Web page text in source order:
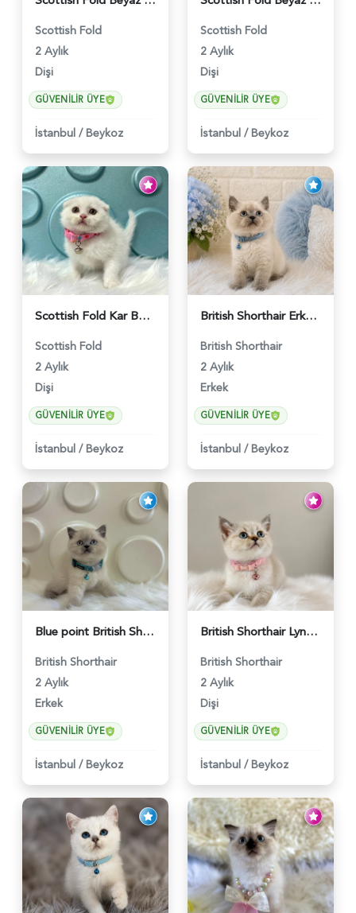
Scottish Fold
2 Aylık
Dişi
GÜVENILIR ÜYE
İstanbul / Beykoz
Scottish Fold
2 Aylık
Dişi
GÜVENILIR ÜYE
İstanbul / Beykoz
Scottish Fold Kar Beyazı Dişi 2 Aylık - 2980
Scottish Fold
2 Aylık
Dişi
GÜVENILIR ÜYE
İstanbul / Beykoz
British Shorthair Erkek Bluepoint 2 Aylık - 4448
British Shorthair
2 Aylık
Erkek
GÜVENILIR ÜYE
İstanbul / Beykoz
Blue point British Shorthair Kedim 2 Aylık - 4132
British Shorthair
2 Aylık
Erkek
GÜVENILIR ÜYE
İstanbul / Beykoz
British Shorthair Lynx Point Dişi Yavrumuz Yuva Arıyor - 5148
British Shorthair
2 Aylık
Dişi
GÜVENILIR ÜYE
İstanbul / Beykoz